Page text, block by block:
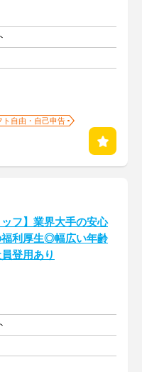
ト自由・自己申告
ッフ】業界大手の安心
福利厚生◎幅広い年齢
登用あり